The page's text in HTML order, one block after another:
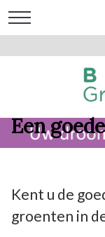
Een
Kent u de
groenten in